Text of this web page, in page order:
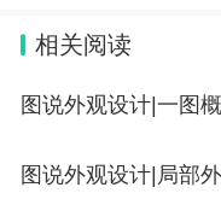
相关阅读
图说外观设计|一图
图说外观设计|局部